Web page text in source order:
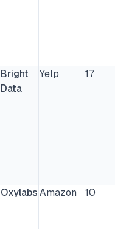
Bright
Data
Yelp 17
OxylabsAmazon 10